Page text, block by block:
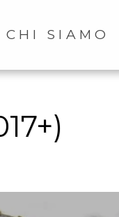
CHI SIAMO